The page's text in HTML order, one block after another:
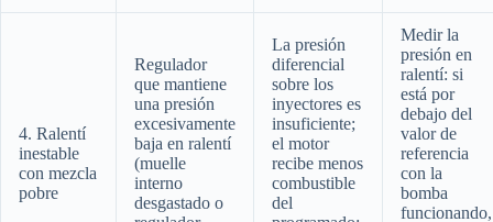
4. Ralentí
inestable
con mezcla
pobre
Regulador
que mantiene
una presión
excesivamente
baja en ralentí
(muelle
interno
desgastado o
La presión
diferencial
sobre los
inyectores es
insuficiente;
el motor
recibe menos
combustible
del
Medir la
presión en
ralentí: si
está por
debajo del
valor de
referencia
con la
bomba
funcionando,